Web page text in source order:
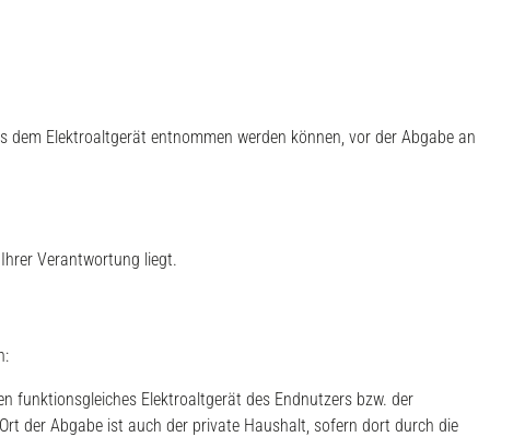
Elektroaltgerät entnommen werden können, vor der Abgabe an
Verantwortung liegt.
funktionsgleiches Elektroaltgerät des Endnutzers bzw. der
der Abgabe ist auch der private Haushalt, sofern dort durch die